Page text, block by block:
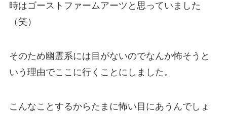
時はゴーストファームアーツと思っていました
（笑）
そのため幽霊系には目がないのでなんか怖そうと
いう理由でここに行くことにしました。
こんなことするからたまに怖い目にあうんでしょ